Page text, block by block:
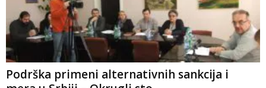
Podrška primeni alternativnih sankcija i